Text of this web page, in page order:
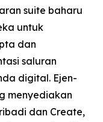
suite baharu
untuk
dan
saluran
digital. Ejen-
menyediakan
dan Create,